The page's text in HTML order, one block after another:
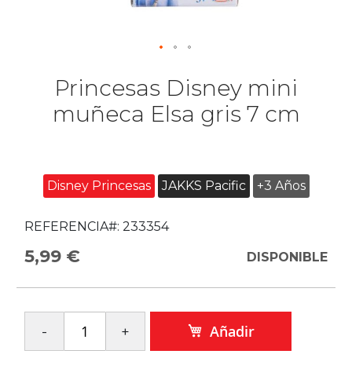
Princesas Disney mini
muñeca Elsa gris 7 cm
Disney Princesas JAKKS Pacific +3 Años
REFERENCIA#: 233354
5,99 € DISPONIBLE
Añadir